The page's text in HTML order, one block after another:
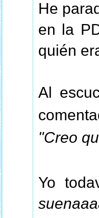
He
en la
quién
Al
"Creo
Yo